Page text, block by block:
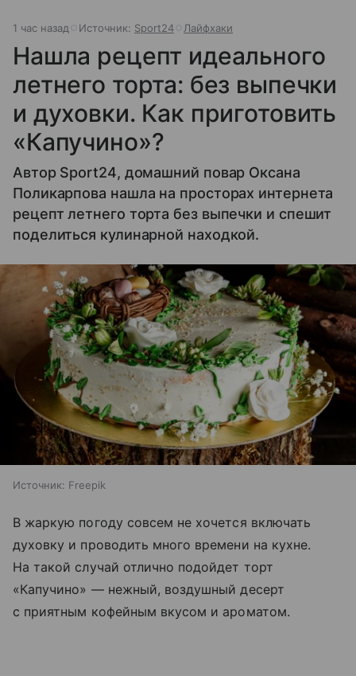
1 час назад Источник: Sport24 Лайфхаки
Нашла рецепт идеального
летнего торта: без выпечки
и духовки. Как приготовить
«Капучино»?
Автор Sport24, домашний повар Оксана
Поликарпова нашла на просторах интернета
рецепт летнего торта без выпечки и спешит
поделиться кулинарной находкой.
Источник: Freepik
В жаркую погоду совсем не хочется включать
духовку и проводить много времени на кухне.
На такой случай отлично подойдет торт
«Капучино» — нежный, воздушный десерт
с приятным кофейным вкусом и ароматом.